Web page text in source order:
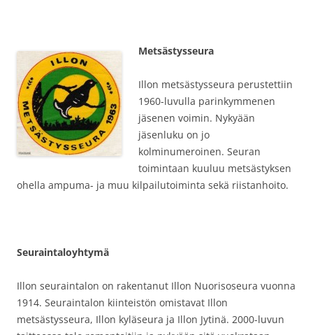
Metsästysseura
Illon metsästysseura perustettiin
1960-luvulla parinkymmenen
jäsenen voimin. Nykyään
jäsenluku on jo
kolminumeroinen. Seuran
toimintaan kuuluu metsästyksen
ohella ampuma- ja muu kilpailutoiminta sekä riistanhoito.
Seuraintaloyhtymä
Illon seuraintalon on rakentanut Illon Nuorisoseura vuonna
1914. Seuraintalon kiinteistön omistavat Illon
metsästysseura, Illon kyläseura ja Illon Jytinä. 2000-luvun